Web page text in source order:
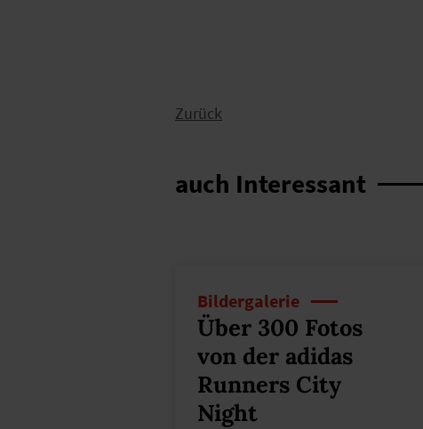
Zurück
auch Interessant
Bildergalerie
Über 300 Fotos
von der adidas
Runners City
Night